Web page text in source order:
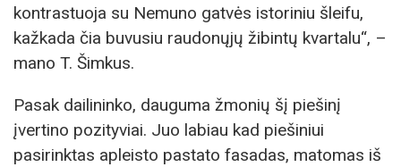
kontrastuoja su Nemuno gatvės istoriniu šleifu,
kažkada čia buvusiu raudonųjų žibintų kvartalu“, –
mano T. Šimkus.
Pasak dailininko, dauguma žmonių šį piešinį
įvertino pozityviai. Juo labiau kad piešiniui
pasirinktas apleisto pastato fasadas, matomas iš